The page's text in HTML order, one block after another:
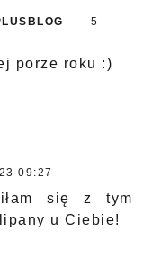
5
porze roku :)
09:27
się z tym
u Ciebie!